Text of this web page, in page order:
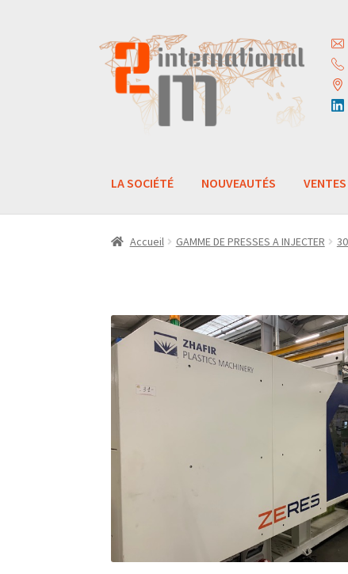
Aller
à
la
navigation
Aller
au
contenu
LA SOCIÉTÉ NOUVEAUTÉS VENTES
Accueil GAMME DE PRESSES A INJECTER